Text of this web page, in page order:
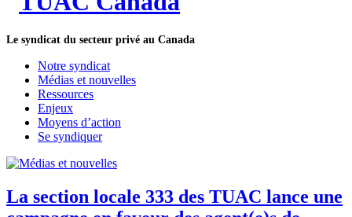
Le syndicat du secteur privé au Canada
Notre syndicat
Médias et nouvelles
Ressources
Enjeux
Moyens d’action
Se syndiquer
La section locale 333 des TUAC lance une